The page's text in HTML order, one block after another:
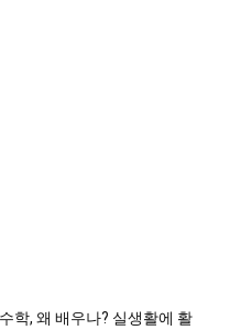
수학, 왜 배우나? 실생활에 활